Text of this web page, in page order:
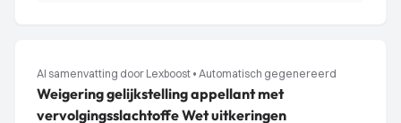
AI samenvatting door Lexboost • Automatisch gegenereerd
Weigering gelijkstelling appellant met
vervolgingsslachtoffe Wet uitkeringen